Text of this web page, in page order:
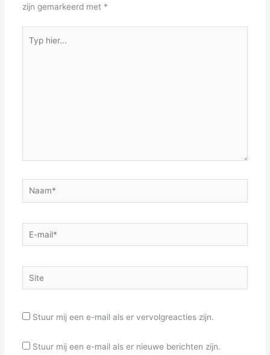
zijn gemarkeerd met *
hier...
Naam*
E-
mail*
Site
Stuur mij een e-mail als er vervolgreacties zijn.
Stuur mij een e-mail als er nieuwe berichten zijn.